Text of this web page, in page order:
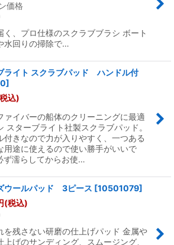
価格
く、プロ仕様のスクラブブラシ ボート
水回りの掃除で…
ライト スクラブパッド ハンドル付
]
込)
ァイバーの船体のクリーニングに最適
スターブライト社製スクラブパッド。
付きなので力が入りやすく、一つある
用途に使えるので使い勝手がいいで
ず濡らしてからお使…
ウールパッド 3ピース [10501079]
(税込)
を残さない研磨の仕上げパッド 金属や
上げのサンディング、スムージング、